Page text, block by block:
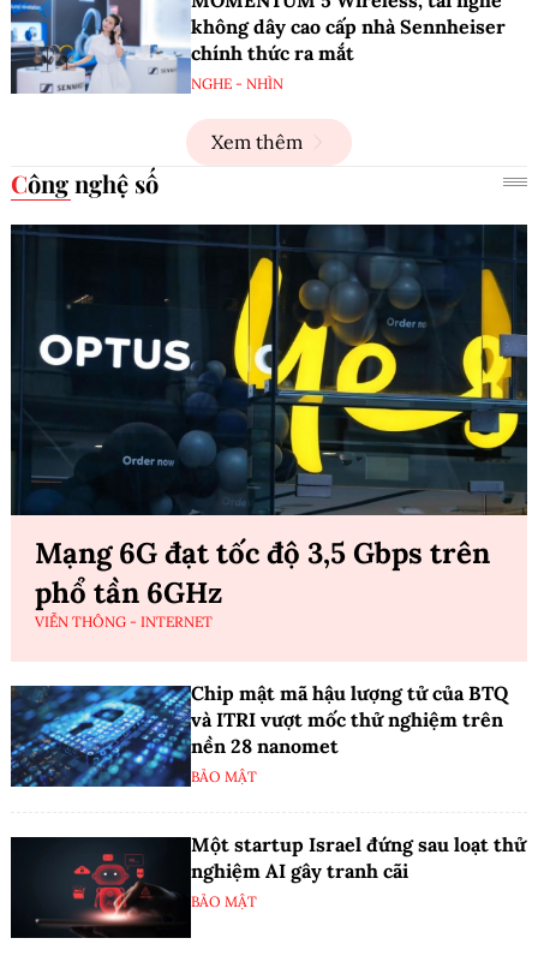
không dây cao cấp nhà Sennheiser
chính thức ra mắt
NGHE - NHÌN
Xem thêm
Công nghệ số
Mạng 6G đạt tốc độ 3,5 Gbps trên
phổ tần 6GHz
VIỄN THÔNG - INTERNET
Chip mật mã hậu lượng tử của BTQ
và ITRI vượt mốc thử nghiệm trên
nền 28 nanomet
BẢO MẬT
Một startup Israel đứng sau loạt thử
nghiệm AI gây tranh cãi
BẢO MẬT